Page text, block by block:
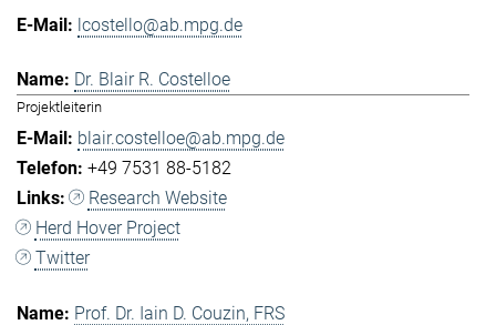
lcostello@ab.mpg.de
Dr. Blair R. Costelloe
Projektleiterin
blair.costelloe@ab.mpg.de
+49 7531 88-5182
Research Website
Herd Hover Project
Twitter
Prof. Dr. Iain D. Couzin, FRS